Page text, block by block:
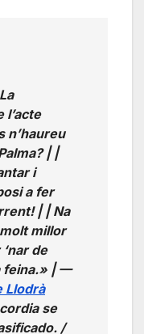
l’acte
n’haureu
| |
i
a fer
| | Na
millor
de
feina.» | —
Llodrà
se
/